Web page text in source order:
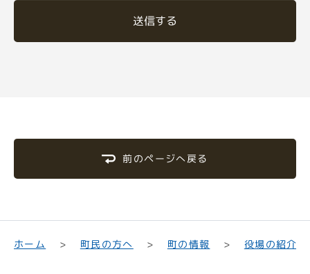
送信する
前のページへ戻る
ホーム 町民の方へ 町の情報 役場の紹介